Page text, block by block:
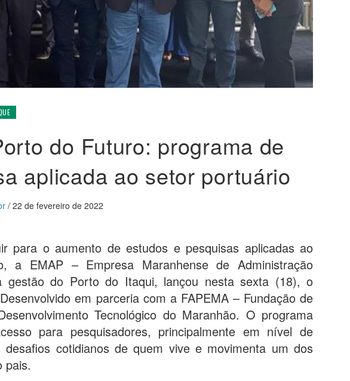
do Futuro: programa de
aplicada ao setor portuário
/ 22 de fevereiro de 2022
para o aumento de estudos e pesquisas aplicadas ao
a EMAP – Empresa Maranhense de Administração
gestão do Porto do Itaqui, lançou nesta sexta (18), o
em parceria com a FAPEMA – Fundação de
Tecnológico do Maranhão. O programa
para pesquisadores, principalmente em nível de
cotidianos de quem vive e movimenta um dos
pais.